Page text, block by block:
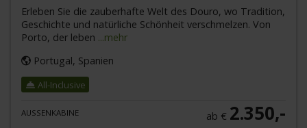
Erleben Sie die zauberhafte Welt des Douro, wo Tradition,
Geschichte und natürliche Schönheit verschmelzen. Von
Porto, der leben ...mehr
Portugal, Spanien
All-Inclusive
AUSSENKABINE ab € 2.350,-